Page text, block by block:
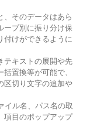
、そのデータはあら
ープ別に振り分け保
付けができるように
テキストの展開や先
置換等が可能で、
区切り文字の追加や
イル名、パス名の取
項目のポップアップ